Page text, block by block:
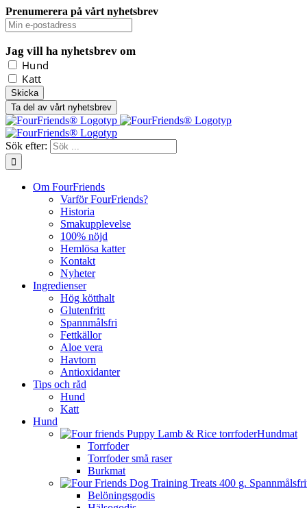
Prenumerera på vårt nyhetsbrev
Jag vill ha nyhetsbrev om
Hund
Katt
Ta del av vårt nyhetsbrev
Sök efter:
Om FourFriends
Varför FourFriends?
Historia
Smakupplevelse
100% nöjd
Hemlösa katter
Kontakt
Nyheter
Ingredienser
Hög kötthalt
Glutenfritt
Spannmålsfri
Fettkällor
Aloe vera
Havtorn
Antioxidanter
Tips och råd
Hund
Katt
Hund
Hundmat
Torrfoder
Torrfoder små raser
Burkmat
Belöningsgodis